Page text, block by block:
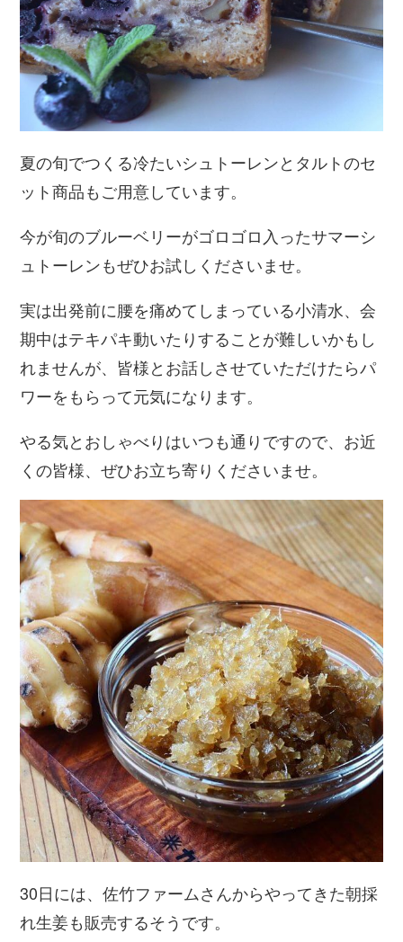
夏の旬でつくる冷たいシュトーレンとタルトのセ
ット商品もご用意しています。
今が旬のブルーベリーがゴロゴロ入ったサマーシ
ュトーレンもぜひお試しくださいませ。
実は出発前に腰を痛めてしまっている小清水、会
期中はテキパキ動いたりすることが難しいかもし
れませんが、皆様とお話しさせていただけたらパ
ワーをもらって元気になります。
やる気とおしゃべりはいつも通りですので、お近
くの皆様、ぜひお立ち寄りくださいませ。
30日には、佐竹ファームさんからやってきた朝採
れ生姜も販売するそうです。